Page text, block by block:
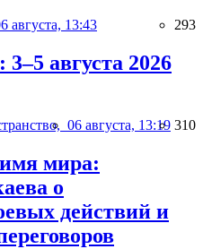
августа, 13:43 293
августа 2026
06 августа, 13:19 310
мира:
о
действий и